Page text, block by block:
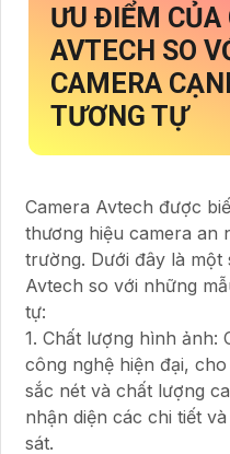
ƯU ĐIỂM CỦA
AVTECH SO
CAMERA
TƯƠNG TỰ
Camera Avtech được
thương hiệu camera an
trường. Dưới đây là một
Avtech so với những
tự:
1. Chất lượng hình ảnh:
công nghệ hiện đại,
sắc nét và chất lượng
nhận diện các chi tiết
sát.